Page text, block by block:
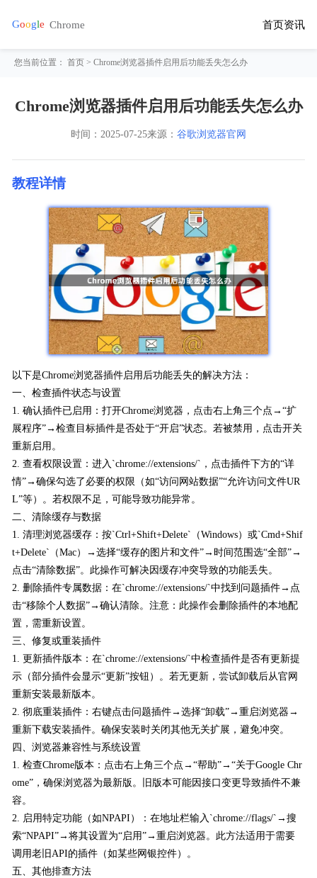
首页资讯
您当前位置：首页 > Chrome浏览器插件启用后功能丢失怎么办
Chrome浏览器插件启用后功能丢失怎么办
时间： 2025-07-25来源： 谷歌浏览器官网
教程详情
以下是Chrome浏览器插件启用后功能丢失的解决方法：
一、检查插件状态与设置
1. 确认插件已启用：打开Chrome浏览器，点击右上角三个点→“扩
展程序”→检查目标插件是否处于“开启”状态。若被禁用，点击开关
重新启用。
2. 查看权限设置：进入`chrome://extensions/`，点击插件下方的“详
情”→确保勾选了必要的权限（如“访问网站数据”“允许访问文件UR
L”等）。若权限不足，可能导致功能异常。
二、清除缓存与数据
1. 清理浏览器缓存：按`Ctrl+Shift+Delete`（Windows）或`Cmd+Shif
t+Delete`（Mac）→选择“缓存的图片和文件”→时间范围选“全部”→
点击“清除数据”。此操作可解决因缓存冲突导致的功能丢失。
2. 删除插件专属数据：在`chrome://extensions/`中找到问题插件→点
击“移除个人数据”→确认清除。注意：此操作会删除插件的本地配
置，需重新设置。
三、修复或重装插件
1. 更新插件版本：在`chrome://extensions/`中检查插件是否有更新提
示（部分插件会显示“更新”按钮）。若无更新，尝试卸载后从官网
重新安装最新版本。
2. 彻底重装插件：右键点击问题插件→选择“卸载”→重启浏览器→
重新下载安装插件。确保安装时关闭其他无关扩展，避免冲突。
四、浏览器兼容性与系统设置
1. 检查Chrome版本：点击右上角三个点→“帮助”→“关于Google Chr
ome”，确保浏览器为最新版。旧版本可能因接口变更导致插件不兼
容。
2. 启用特定功能（如NPAPI）：在地址栏输入`chrome://flags/`→搜
索“NPAPI”→将其设置为“启用”→重启浏览器。此方法适用于需要
调用老旧API的插件（如某些网银控件）。
五、其他排查方法